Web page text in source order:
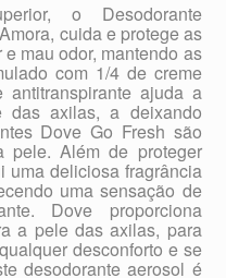
o Desodorante
cuida e protege as
mau odor, mantendo as
com 1/4 de creme
ajuda a
das axilas, a deixando
Dove Go Fresh são
pele. Além de proteger
uma deliciosa fragrância
uma sensação de
Dove proporciona
a pele das axilas, para
desconforto e se
desodorante aerosol é